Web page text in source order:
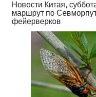
Новости Китая,
маршрут по
фейерверков